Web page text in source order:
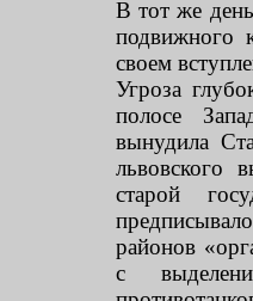
В тот же
подвижного
своем
Угроза
полосе
вынудила
львовского
старой
районов
с